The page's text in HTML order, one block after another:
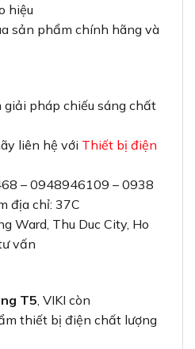
hiệu
sản phẩm chính hãng và
pháp chiếu sáng chất
liên hệ với Thiết bị điện
– 0948946109 – 0938
địa chỉ: 37C
Ward, Thu Duc City, Ho
vấn
T5 , VIKI còn
thiết bị điện chất lượng